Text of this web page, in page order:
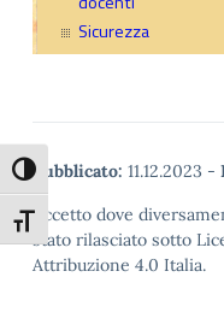
Attiva/disattiva alto
Attiva/disattiva
Pubblicato: 11.12.2023 -
Eccetto dove
stato rilasciato sotto
Attribuzione 4.0 Italia.